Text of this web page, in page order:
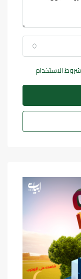
شروط الاستخدام